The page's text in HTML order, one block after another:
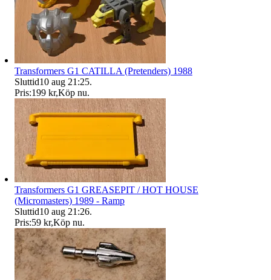
Transformers G1 CATILLA (Pretenders) 1988
Sluttid10 aug 21:25.
Pris:199 kr,Köp nu.
Transformers G1 GREASEPIT / HOT HOUSE
(Micromasters) 1989 - Ramp
Sluttid10 aug 21:26.
Pris:59 kr,Köp nu.